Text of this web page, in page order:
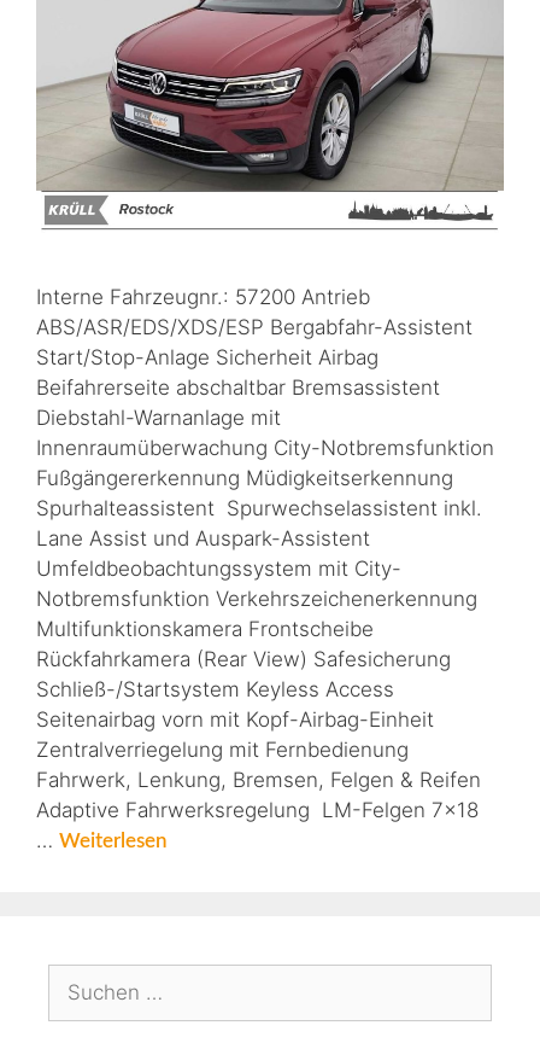
Interne Fahrzeugnr.: 57200 Antrieb
ABS/ASR/EDS/XDS/ESP Bergabfahr-Assistent
Start/Stop-Anlage Sicherheit Airbag
Beifahrerseite abschaltbar Bremsassistent
Diebstahl-Warnanlage mit
Innenraumüberwachung City-Notbremsfunktion
Fußgängererkennung Müdigkeitserkennung
Spurhalteassistent Spurwechselassistent inkl.
Lane Assist und Auspark-Assistent
Umfeldbeobachtungssystem mit City-
Notbremsfunktion Verkehrszeichenerkennung
Multifunktionskamera Frontscheibe
Rückfahrkamera (Rear View) Safesicherung
Schließ-/Startsystem Keyless Access
Seitenairbag vorn mit Kopf-Airbag-Einheit
Zentralverriegelung mit Fernbedienung
Fahrwerk, Lenkung, Bremsen, Felgen & Reifen
Adaptive Fahrwerksregelung LM-Felgen 7×18
… Weiterlesen